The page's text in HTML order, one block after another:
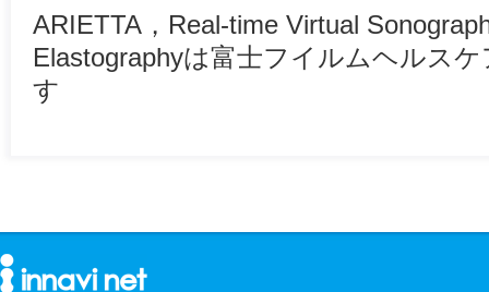
ARIETTA，Real-time Virtual
Elastographyは富士フイルムヘルス
す